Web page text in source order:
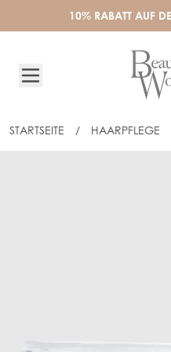
10% RABATT AUF
STARTSEITE / HAARPFLEGE